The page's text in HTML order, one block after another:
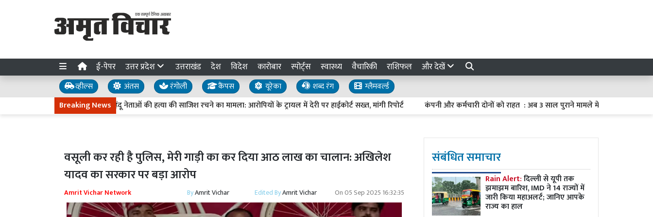
ई-पेपर उत्तर प्रदेश उत्तराखंड देश विदेश कारोबार स्पोर्ट्स स्वास्थ्य वैचारिकी राशिफल और देखें
व्हील्स अंतस रंगोली कैंपस यूरेका शब्द रंग
ग्लैमवर्ल्ड
Breaking News
पंजीकरण 7 अगस्त से हिंदू नेताओं की हत्या की साजिश रचने का मामला: आरोपियों के ट्रायल में देरी पर हाईकोर्ट सख्त, मांगी रिपोर्ट कंपनी और कर्मचारी दोनों को राहत : अब 3 साल पुराने मामले में भी कर सकेंगे शिकायत
वसूली कर रही है पुलिस, मेरी गाड़ी का कर दिया आठ लाख का चालान: अखिलेश
यादव का सरकार पर बड़ा आरोप
Amrit Vichar Network ByAmrit Vichar Edited ByAmrit Vichar On05 Sep 2025 16:32:35
संबंधित समाचार
Rain Alert:दिल्ली से यूपी तक
झमाझम बारिश, IMD ने 14 राज्यों में
जारी किया महाअलर्ट; जानिए आपके
राज्य का हाल